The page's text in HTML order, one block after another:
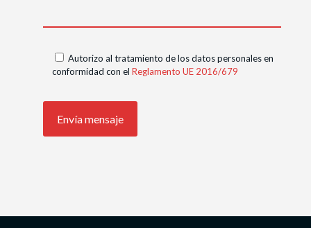
Autorizo al tratamiento de los datos personales en
conformidad con elReglamento UE 2016/679